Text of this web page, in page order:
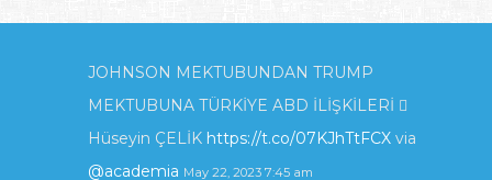
JOHNSON MEKTUBUNDAN TRUMP
MEKTUBUNA TÜRKİYE ABD İLİŞKİLERİ 
Hüseyin ÇELİK https://t.co/07KJhTtFCX via
@academia May 22, 2023 7:45 am